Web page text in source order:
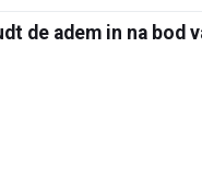
de adem in na bod